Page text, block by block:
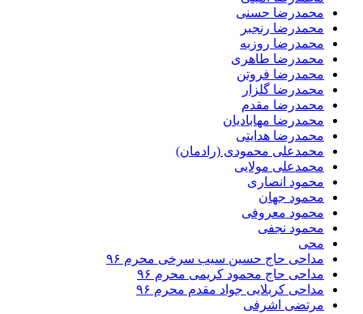
محمدرضا حسنی
محمدرضا رنجبر
محمدرضا روزبه
محمدرضا طاهری
محمدرضا فروتن
محمدرضا گلزار
محمدرضا مقدم
محمدرضا مهابادیان
محمدرضا هدایتی
محمدعلی محمودی (رادمان)
محمدعلی مولایی
محمود انصاری
محمود جهان
محمود معروفی
محمود نجفی
محی
مداحی حاج حسین سیب سرخی محرم ۹۶
مداحی حاج محمود کریمی محرم ۹۶
مداحی کربلایی جواد مقدم محرم ۹۶
مرتضی اشرفی